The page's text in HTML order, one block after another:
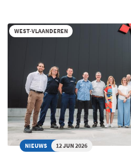
-
"EEN
DE
GOEDE
RICHTING
MAAR
GEEN
ROBUUSTE
NOCH
WEST-VLAANDEREN
NIEUWS 12 JUN 2026